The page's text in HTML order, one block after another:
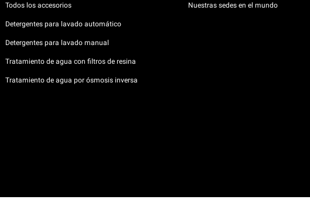
Todos los accesorios
Detergentes para lavado automático
Detergentes para lavado manual
Tratamiento de agua con filtros de resina
Tratamiento de agua por ósmosis inversa
Nuestras sedes en el mundo